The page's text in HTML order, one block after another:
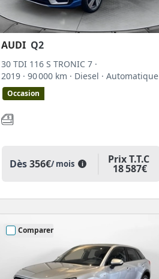
AUDI Q2
30 TDI 116 S TRONIC 7 ·
2019 · 90 000 km · Diesel · Automatique
Occasion
Dès356€/ mois i Prix T.T.C
18 587€
Comparer